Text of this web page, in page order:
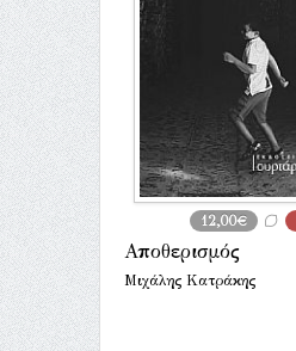
12,00€
Αποθερισμός
Μιχάλης Κατράκης